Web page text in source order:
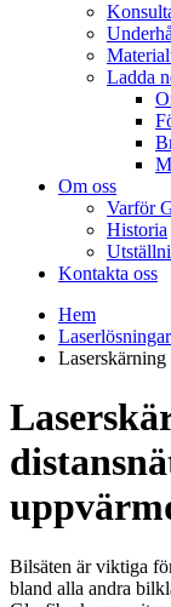
Ladda
Om oss
Varför
Historia
Kontakta oss
Hem
Laserlösningar
Laserskärning
Bilsäten är viktiga
bland alla andra